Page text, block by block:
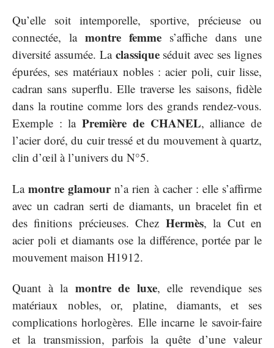
Qu’elle soit intemporelle, sportive, précieuse ou
connectée, la montre femme s’affiche dans une
diversité assumée. La classiqueséduit avec ses lignes
épurées, ses matériaux nobles : acier poli, cuir lisse,
cadran sans superflu. Elle traverse les saisons, fidèle
dans la routine comme lors des grands rendez-vous.
Exemple : laPremière de CHANEL, alliance de
l’acier doré, du cuir tressé et du mouvement à quartz,
clin d’œil à l’univers du N°5.
Lamontre glamourn’a rien à cacher : elle s’affirme
avec un cadran serti de diamants, un bracelet fin et
des finitions précieuses. Chez Hermès, la Cut en
acier poli et diamants ose la différence, portée par le
mouvement maison H1912.
Quant à la montre de luxe, elle revendique ses
matériaux nobles, or, platine, diamants, et ses
complications horlogères. Elle incarne le savoir-faire
et la transmission, parfois la quête d’une valeur